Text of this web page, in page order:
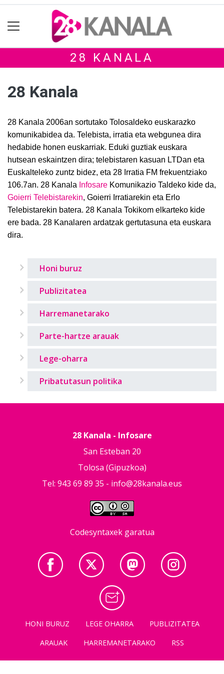
28 KANALA
28 Kanala
28 Kanala 2006an sortutako Tolosaldeko euskarazko
komunikabidea da. Telebista, irratia eta webgunea dira
hedabide honen euskarriak. Eduki guztiak euskara
hutsean eskaintzen dira; telebistaren kasuan LTDan eta
Euskalteleko zuntz bidez, eta 28 Irratia FM frekuentziako
106.7an. 28 Kanala Infosare Komunikazio Taldeko kide da,
Goierri Telebistarekin, Goierri Irratiarekin eta Erlo
Telebistarekin batera. 28 Kanala Tokikom elkarteko kide
ere bada. 28 Kanalaren ardatzak gertutasuna eta euskara
dira.
Honi buruz
Publizitatea
Harremanetarako
Parte-hartze arauak
Lege-oharra
Pribatutasun politika
28 Kanala - Infosare
San Esteban 20
Tolosa (Gipuzkoa)
Tel: 943 69 89 35 - info@28kanala.eus
Codesyntaxek garatua
HONI BURUZ LEGE OHARRA
PUBLIZITATEA
ARAUAK
HARREMANETARAKO RSS